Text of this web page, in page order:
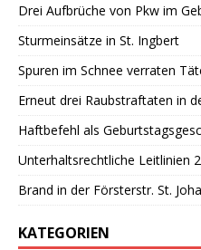
Drei Aufbrüche von Pkw im
Sturmeinsätze in St. Ingbert
Spuren im Schnee verraten
Erneut drei Raubstraftaten in
Haftbefehl als
Unterhaltsrechtliche Leitlinien
Brand in der Försterstr. St.
KATEGORIEN